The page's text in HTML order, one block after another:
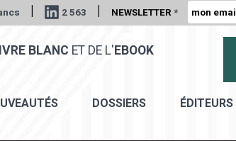
| 2 563 | NEWSLETTER *
BLANC ET DE L' EBOOK
DOSSIERS ÉDITEURS